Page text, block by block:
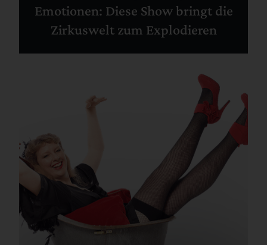
Emotionen: Diese Show bringt die
Zirkuswelt zum Explodieren